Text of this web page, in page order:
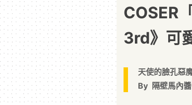
COSER
3rd》可
天使的臉孔惡
By 隔壁馬內醬